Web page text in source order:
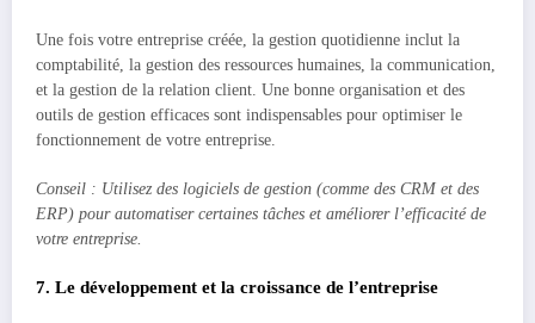
Une fois votre entreprise créée, la gestion quotidienne inclut la
comptabilité, la gestion des ressources humaines, la communication,
et la gestion de la relation client. Une bonne organisation et des
outils de gestion efficaces sont indispensables pour optimiser le
fonctionnement de votre entreprise.
Conseil : Utilisez des logiciels de gestion (comme des CRM et des
ERP) pour automatiser certaines tâches et améliorer l’efficacité de
votre entreprise.
7. Le développement et la croissance de l’entreprise